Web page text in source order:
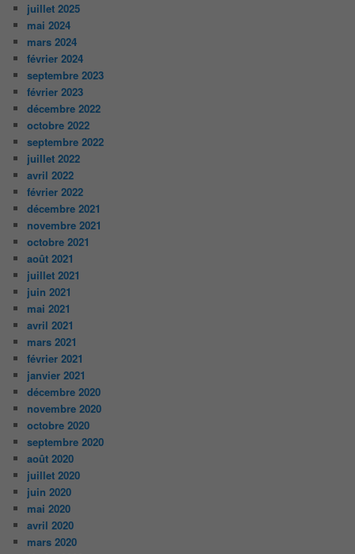
juillet 2025
mai 2024
mars 2024
février 2024
septembre 2023
février 2023
décembre 2022
octobre 2022
septembre 2022
juillet 2022
avril 2022
février 2022
décembre 2021
novembre 2021
octobre 2021
août 2021
juillet 2021
juin 2021
mai 2021
avril 2021
mars 2021
février 2021
janvier 2021
décembre 2020
novembre 2020
octobre 2020
septembre 2020
août 2020
juillet 2020
juin 2020
mai 2020
avril 2020
mars 2020